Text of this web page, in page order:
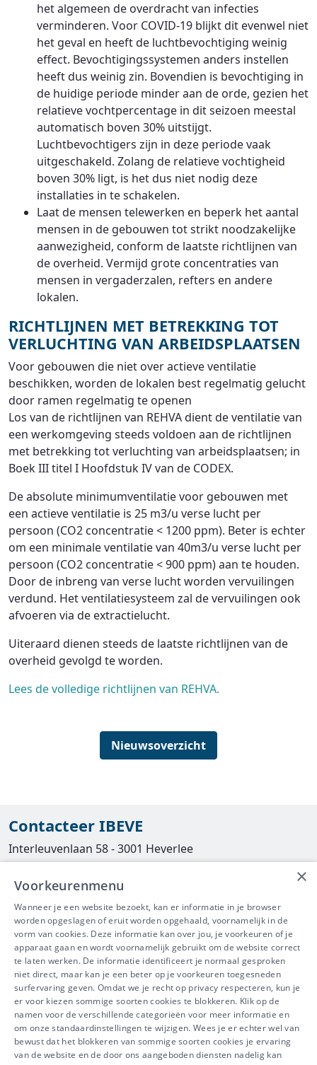
het algemeen de overdracht van infecties
verminderen. Voor COVID-19 blijkt dit evenwel niet
het geval en heeft de luchtbevochtiging weinig
effect. Bevochtigingssystemen anders instellen
heeft dus weinig zin. Bovendien is bevochtiging in
de huidige periode minder aan de orde, gezien het
relatieve vochtpercentage in dit seizoen meestal
automatisch boven 30% uitstijgt.
Luchtbevochtigers zijn in deze periode vaak
uitgeschakeld. Zolang de relatieve vochtigheid
boven 30% ligt, is het dus niet nodig deze
installaties in te schakelen.
Laat de mensen telewerken en beperk het aantal
mensen in de gebouwen tot strikt noodzakelijke
aanwezigheid, conform de laatste richtlijnen van
de overheid. Vermijd grote concentraties van
mensen in vergaderzalen, refters en andere
lokalen.
RICHTLIJNEN MET BETREKKING TOT
VERLUCHTING VAN ARBEIDSPLAATSEN
Voor gebouwen die niet over actieve ventilatie
beschikken, worden de lokalen best regelmatig gelucht
door ramen regelmatig te openen
Los van de richtlijnen van REHVA dient de ventilatie van
een werkomgeving steeds voldoen aan de richtlijnen
met betrekking tot verluchting van arbeidsplaatsen; in
Boek III titel I Hoofdstuk IV van de CODEX.
De absolute minimumventilatie voor gebouwen met
een actieve ventilatie is 25 m3/u verse lucht per
persoon (CO2 concentratie < 1200 ppm). Beter is echter
om een minimale ventilatie van 40m3/u verse lucht per
persoon (CO2 concentratie < 900 ppm) aan te houden.
Door de inbreng van verse lucht worden vervuilingen
verdund. Het ventilatiesysteem zal de vervuilingen ook
afvoeren via de extractielucht.
Uiteraard dienen steeds de laatste richtlijnen van de
overheid gevolgd te worden.
Lees de volledige richtlijnen van REHVA.
Nieuwsoverzicht
Contacteer IBEVE
Interleuvenlaan 58 - 3001 Heverlee
016/390490
info@ibeve.be
asbest@ibeve.be
Ondernemingsnummer: 0436 612 044
IBEVE maakt deel uit van Groep
IDEWE
×
Voorkeurenmenu
Wanneer je een website bezoekt, kan er informatie in je browser
worden opgeslagen of eruit worden opgehaald, voornamelijk in de
vorm van cookies. Deze informatie kan over jou, je voorkeuren of je
apparaat gaan en wordt voornamelijk gebruikt om de website correct
te laten werken. De informatie identificeert je normaal gesproken
niet direct, maar kan je een beter op je voorkeuren toegesneden
surfervaring geven. Omdat we je recht op privacy respecteren, kun je
er voor kiezen sommige soorten cookies te blokkeren. Klik op de
namen voor de verschillende categorieën voor meer informatie en
om onze standaardinstellingen te wijzigen. Wees je er echter wel van
bewust dat het blokkeren van sommige soorten cookies je ervaring
van de website en de door ons aangeboden diensten nadelig kan